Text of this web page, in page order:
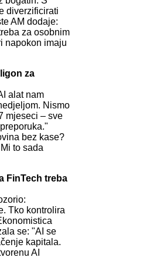
diverzificirati
AM dodaje:
za osobnim
napokon imaju
za
alat nam
Nismo
mjeseci – sve
bez kase?
to sada
FinTech treba
Tko kontrolira
se: "AI se
kapitala.
AI